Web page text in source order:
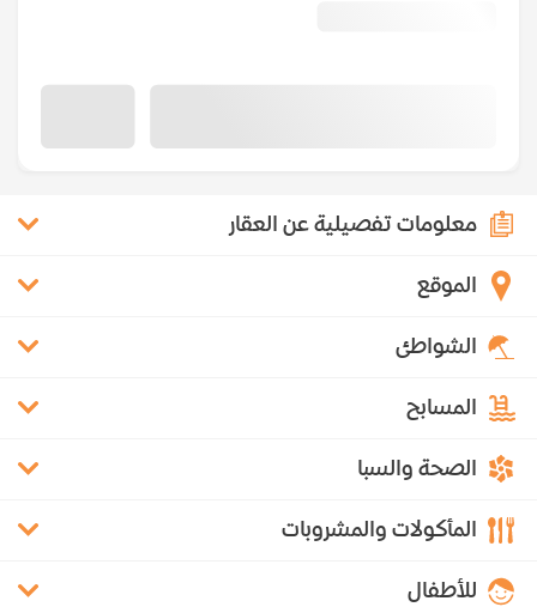
معلومات تفصيلية عن العقار
الموقع
الشواطئ
المسابح
الصحة والسبا
المأكولات والمشروبات
للأطفال